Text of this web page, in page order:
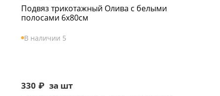
Подвяз трикотажный Олива с белыми
полосами 6х80см
В наличии 5
330 ₽ за шт